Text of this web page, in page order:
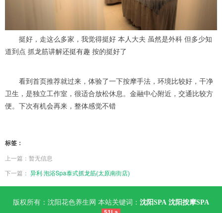
挺好，走这么多家，我觉得挺好 本人大夫 虽然是外科 但多少知
道到点 抓龙筋讲解还挺有趣 按的挺好了
看到首页推荐就过来，体验了一下按摩手法，环境比较好，干净
卫生，是独立工作室，很适合放松休息。金融中心附近，交通比较方
便。下次有机会再来，整体感觉不错
标签：
上一篇：暂无信息
下一篇： 异利·泡浴Spa泰式抓龙筋(太原南街店)
版权所有：沈阳花色养生网 本站关键词： 沈阳SPA 沈阳按摩SPA